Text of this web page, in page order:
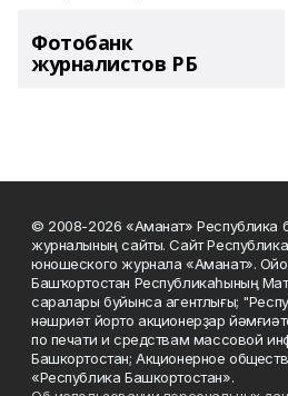
Фотобанк
журналистов РБ
© 2008-2026 «Аманат» Республика
журналының сайты. Сайт
юношеского журнала «Аманат».
Башҡортостан Республикаһының
саралары буйынса агентлығы;
нәшриәт йорто акционерҙар
по печати и средствам массовой
Башкортостан; Акционерное
«Республика Башкортостан».